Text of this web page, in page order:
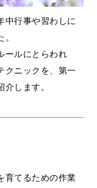
中行事や習わしに
ールにとらわれ
クニックを、第一
します。
育てるための作業